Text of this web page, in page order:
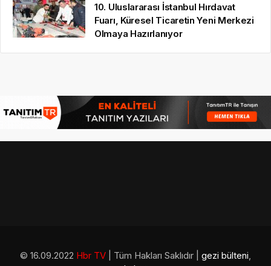
10. Uluslararası İstanbul Hırdavat
Fuarı, Küresel Ticaretin Yeni Merkezi
Olmaya Hazırlanıyor
© 16.09.2022 Hbr TV | Tüm Hakları Saklıdır | gezi bülteni,